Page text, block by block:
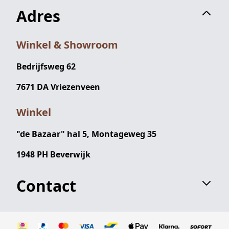
Adres
Winkel & Showroom
Bedrijfsweg 62
7671 DA Vriezenveen
Winkel
"de Bazaar" hal 5, Montageweg 35
1948 PH Beverwijk
Contact